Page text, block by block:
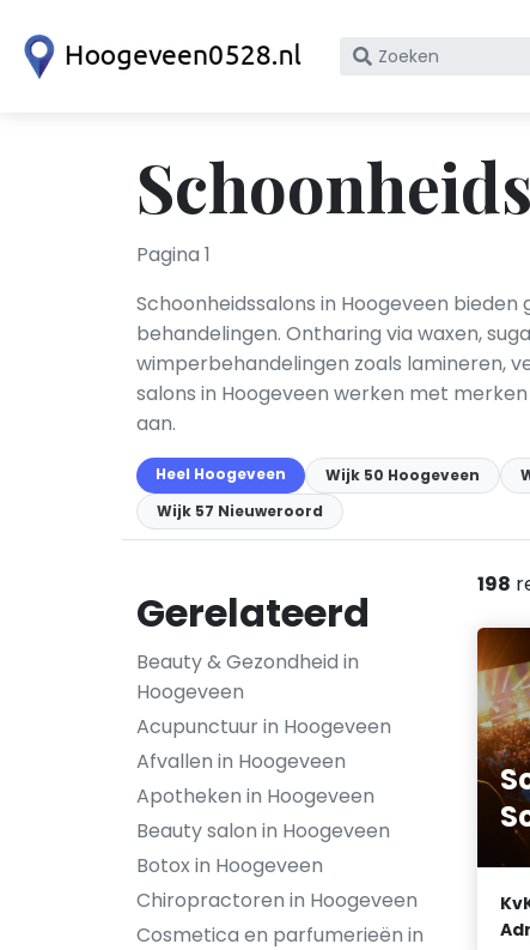
Zoek
KvK
nummer
Pagina 1
Schoonheidssalons in Hoogeveen
behandelingen. Ontharing via waxen,
wimperbehandelingen zoals lamineren,
salons in Hoogeveen werken met
aan.
Heel Hoogeveen Wijk 50 Hoogeveen
Wijk 57 Nieuweroord
Gerelateerd
Beauty & Gezondheid in
Hoogeveen
Acupunctuur in Hoogeveen
Afvallen in Hoogeveen
Apotheken in Hoogeveen
Beauty salon in Hoogeveen
Botox in Hoogeveen
Chiropractoren in Hoogeveen
Cosmetica en parfumerieën in
198